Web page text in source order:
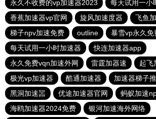
永久不收费的vp加速器2023
每天试用一小
香蕉加速器vp官网
旋风加速度器 飞鱼
梯子npv加速免费
outline
暴雪vp永久免
每天试用一小时加速器
快连加速器app
永久免费vqn加速外网
雷霆加器速
起飞
极光vp加速器
酷通加速器 加速器梯子
黑洞加速噐
优途加速器官网
蚂蚁加速
海鸥加速器2024免费
银河加速海外网络